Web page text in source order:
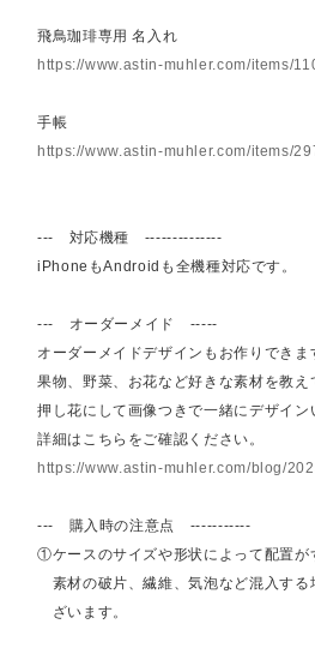
飛鳥珈琲専用 名入れ
https://www.astin-muhler.com/items/
手帳
https://www.astin-muhler.com/items/
--- 対応機種 --------------
iPhoneもAndroidも全機種対応です。
--- オーダーメイド -----
オーダーメイドデザインもお作りできま
果物、野菜、お花など好きな素材を教え
押し花にして画像つきで一緒にデザイン
詳細はこちらをご確認ください。
https://www.astin-muhler.com/blog/
--- 購入時の注意点 -----------
①ケースのサイズや形状によって配置が
素材の破片、繊維、気泡など混入する
ざいます。